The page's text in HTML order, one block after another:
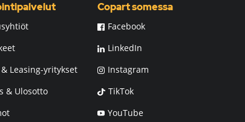
Leasing-yritykset
& Ulosotto
Copart somessa
Facebook
LinkedIn
Instagram
TikTok
YouTube